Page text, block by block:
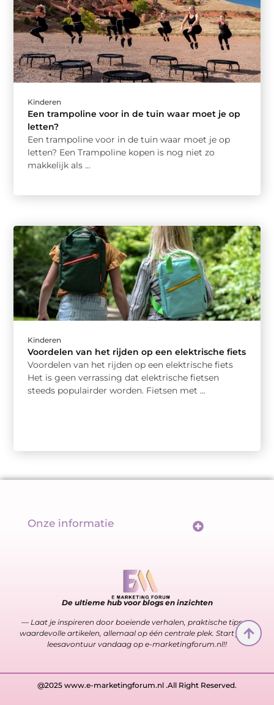
Kinderen
Een trampoline voor in de tuin waar moet je op
letten?
Een trampoline voor in de tuin waar moet je op
letten? Een Trampoline kopen is nog niet zo
makkelijk als ...
Kinderen
Voordelen van het rijden op een elektrische fiets
Voordelen van het rijden op een elektrische fiets
Het is geen verrassing dat elektrische fietsen
steeds populairder worden. Fietsen met ...
De ultieme hub voor blogs en inzichten
— Laat je inspireren door boeiende verhalen, praktische tips en
waardevolle artikelen, allemaal op één centrale plek. Start jouw
leesavontuur vandaag op e-marketingforum.nl!!
@2025 www.e-marketingforum.nl .All Right Reserved.
Onze informatie